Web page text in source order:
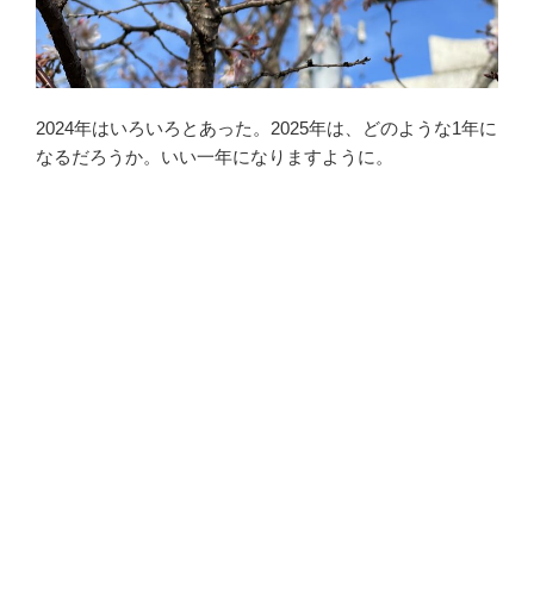
2024年はいろいろとあった。2025年は、どのような1年に
なるだろうか。いい一年になりますように。